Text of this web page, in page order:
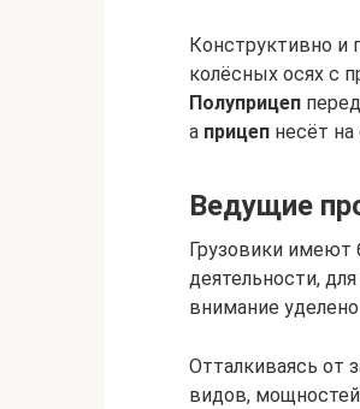
Конструктивно и
колёсных осях с
Полуприцеп
а прицеп несёт
Ведущие
Грузовики имеют
деятельности,
внимание
Отталкиваясь от
видов,